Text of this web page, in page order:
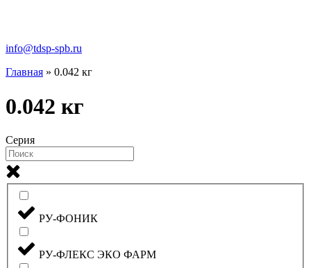
info@tdsp-spb.ru
Главная » 0.042 кг
0.042 кг
Серия
РУ-ФОНИК
РУ-ФЛЕКС ЭКО ФАРМ